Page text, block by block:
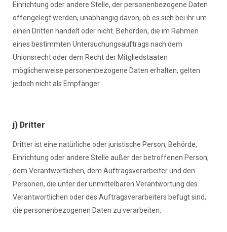
Einrichtung oder andere Stelle, der personenbezogene Daten
offengelegt werden, unabhängig davon, ob es sich bei ihr um
einen Dritten handelt oder nicht. Behörden, die im Rahmen
eines bestimmten Untersuchungsauftrags nach dem
Unionsrecht oder dem Recht der Mitgliedstaaten
möglicherweise personenbezogene Daten erhalten, gelten
jedoch nicht als Empfänger.
j) Dritter
Dritter ist eine natürliche oder juristische Person, Behörde,
Einrichtung oder andere Stelle außer der betroffenen Person,
dem Verantwortlichen, dem Auftragsverarbeiter und den
Personen, die unter der unmittelbaren Verantwortung des
Verantwortlichen oder des Auftragsverarbeiters befugt sind,
die personenbezogenen Daten zu verarbeiten.